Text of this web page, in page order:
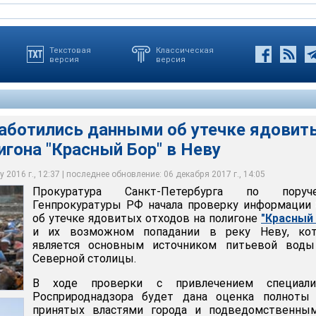
Текстовая
версия
Классическая
версия
данными об утечке
"Красный Бор" в Неву
2016 г., 12:37 | последнее обновление: 06 декабря 2017 г., 14:05
по поручению Генпрокуратуры РФ начала проверку
ядовитых отходов на полигоне "Красный Бор" и их
в реку Неву
специалистов Росприроднадзора будет дана
принятых властями города и подведомственным им
"Полигон "Красный Бор" по исполнению природоохранного
расположенный недалеко от Колпино, которое входит в
находится в ведении городского комитета по
хотя географически он расположен на территории
Ленобласти
Петербурга
Прокуратура Санкт-Петербурга по
Генпрокуратуры РФ начала проверку
об утечке ядовитых отходов на полигоне "Красный
и их возможном попадании в реку Неву,
является основным источником питьевой
Северной столицы.
В ходе проверки с привлечением
Росприроднадзора будет дана оценка
принятых властями города и